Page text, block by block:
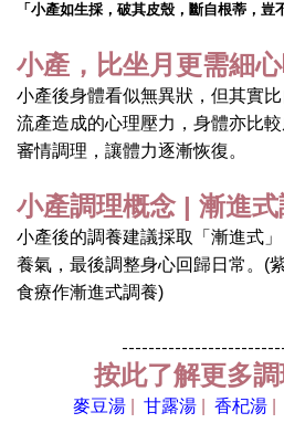
「小產如生採，破其皮殼，斷自根蒂，豈
小產，比坐月更需細
小產後身體看似無異狀，但其實
流產造成的心理壓力，身體亦比
審情調理，讓體力逐漸恢復。
小產調理概念 | 漸進
小產後的調養建議採取「漸進式
養氣，最後調整身心回歸日常。(
食療作漸進式調養)
按此了解更多
麥豆湯 甘露湯 香杞湯